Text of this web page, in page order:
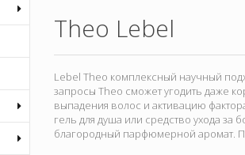
Theo Lebel
Lebel Theo комплексный научный
запросы Theo сможет угодить даже
выпадения волос и активацию
гель для душа или средство ухода за
благородный парфюмерной аромат.